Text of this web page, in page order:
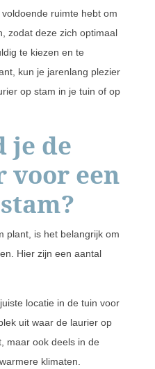
ruimte hebt om
zodat deze zich optimaal
te kiezen en te
kun je jarenlang plezier
op stam in je tuin of op
je de
voor een
plant, is het belangrijk om
Hier zijn een aantal
locatie in de tuin voor
uit waar de laurier op
maar ook deels in de
klimaten.